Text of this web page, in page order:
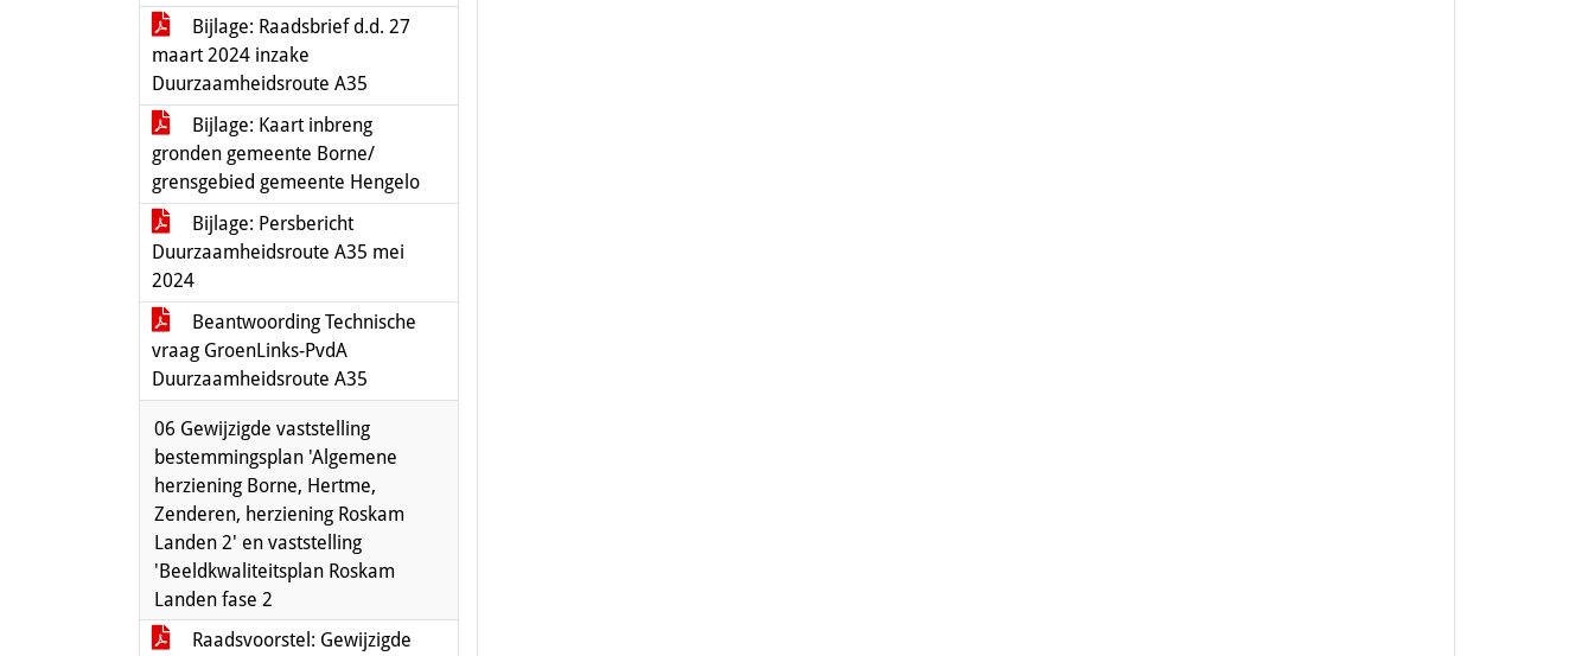
Bijlage: Raadsbrief d.d. 27
maart 2024 inzake
Duurzaamheidsroute A35
Bijlage: Kaart inbreng
gronden gemeente Borne/
grensgebied gemeente Hengelo
Bijlage: Persbericht
Duurzaamheidsroute A35 mei
2024
Beantwoording Technische
vraag GroenLinks-PvdA
Duurzaamheidsroute A35
06 Gewijzigde vaststelling
bestemmingsplan 'Algemene
herziening Borne, Hertme,
Zenderen, herziening Roskam
Landen 2' en vaststelling
'Beeldkwaliteitsplan Roskam
Landen fase 2
Raadsvoorstel: Gewijzigde